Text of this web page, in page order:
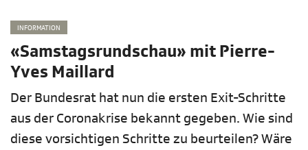
INFORMATION
«Samstagsrundschau» mit Pierre-
Yves Maillard
Der Bundesrat hat nun die ersten Exit-Schritte
aus der Coronakrise bekannt gegeben. Wie sind
diese vorsichtigen Schritte zu beurteilen? Wäre